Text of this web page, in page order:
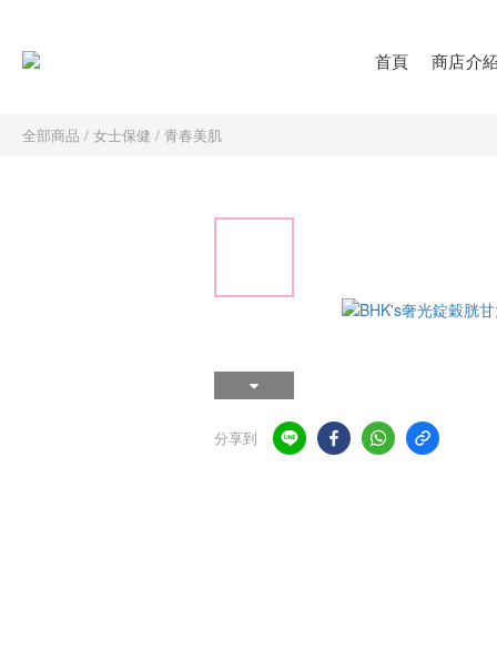
首頁 商店介
全部商品 / 女士保健 / 青春美肌
分享到